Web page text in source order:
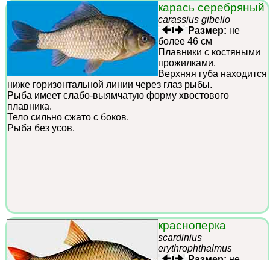
карась серебряный
carassius gibelio
Размер: не
более 46 см
Плавники с костяными
прожилками.
Верхняя губа находится
ниже горизонтальной линии через глаз рыбы.
Рыба имеет слабо-выямчатую форму хвостового
плавника.
Тело сильно сжато с боков.
Рыба без усов.
красноперка
scardinius
erythrophthalmus